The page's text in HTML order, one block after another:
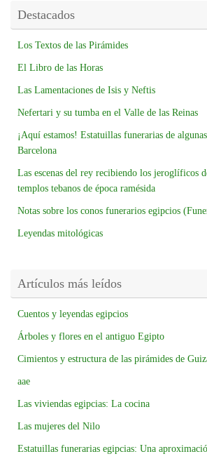
Destacados
Los Textos de las Pirámides
El Libro de las Horas
Las Lamentaciones de Isis y Neftis
Nefertari y su tumba en el Valle de las Reinas
¡Aquí estamos! Estatuillas funerarias de
Barcelona
Las escenas del rey recibiendo los jeroglíficos
templos tebanos de época ramésida
Notas sobre los conos funerarios egipcios
Leyendas mitológicas
Artículos más leídos
Cuentos y leyendas egipcios
Árboles y flores en el antiguo Egipto
Cimientos y estructura de las pirámides de
aae
Las viviendas egipcias: La cocina
Las mujeres del Nilo
Estatuillas funerarias egipcias: Una